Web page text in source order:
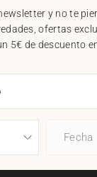
y no te
ofertas
5€ de descuento
Fecha